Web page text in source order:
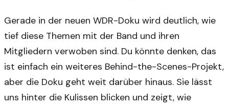
Gerade in der neuen WDR-Doku wird deutlich, wie
tief diese Themen mit der Band und ihren
Mitgliedern verwoben sind. Du könnte denken, das
ist einfach ein weiteres Behind-the-Scenes-Projekt,
aber die Doku geht weit darüber hinaus. Sie lässt
uns hinter die Kulissen blicken und zeigt, wie